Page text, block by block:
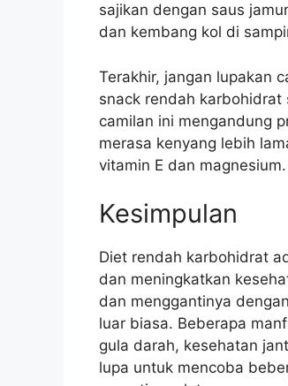
sajikan dengan saus
dan kembang kol di
Terakhir, jangan lupakan
snack rendah karbohidrat
camilan ini mengandung
merasa kenyang lebih
vitamin E dan magnesium.
Kesimpulan
Diet rendah karbohidrat
dan meningkatkan
dan menggantinya
luar biasa. Beberapa
gula darah, kesehatan
lupa untuk mencoba